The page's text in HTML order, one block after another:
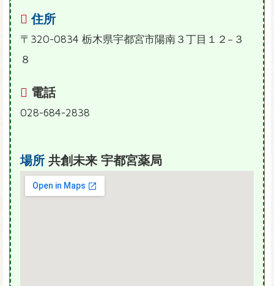
住所
〒320-0834 栃木県宇都宮市陽南３丁目１２−３
８
電話
028-684-2838
場所 共創未来 宇都宮薬局